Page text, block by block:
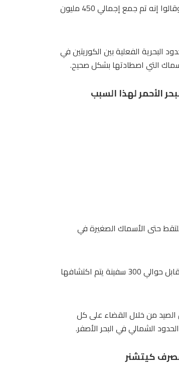
وقالوا إنه تم جمع إجمالي 450 مليون
البحرية الفعلية بين الكوريتين في
التي اصطادتها بشكل صحيح.
الأحمر لهذا السبب
صينية تحمل 31 شبكة صيد غير قانونية تلتقط حتى الأسماك الصغيرة في
وقد تقلص متوسط عدد قوارب الصيد الصينية غير القانونية إلى 140 سفينة يوميا خلال حملة مارس مقابل حوالي 300 سفينة يتم اكتشافها
من خلال القضاء على كل
كيتشنر